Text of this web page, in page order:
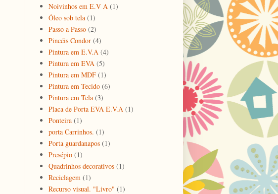
Noivinhos em E.V A (1)
Óleo sob tela (1)
Passo a Passo (2)
Pincéis Condor (4)
Pintura em E.V.A (4)
Pintura em EVA (5)
Pintura em MDF (1)
Pintura em Tecido (6)
Pintura em Tela (3)
Placa de Porta EVA E.V.A (1)
Ponteira (1)
porta Carrinhos. (1)
Porta guardanapos (1)
Presépio (1)
Quadrinhos decorativos (1)
Reciclagem (1)
Recurso visual. "Livro" (1)